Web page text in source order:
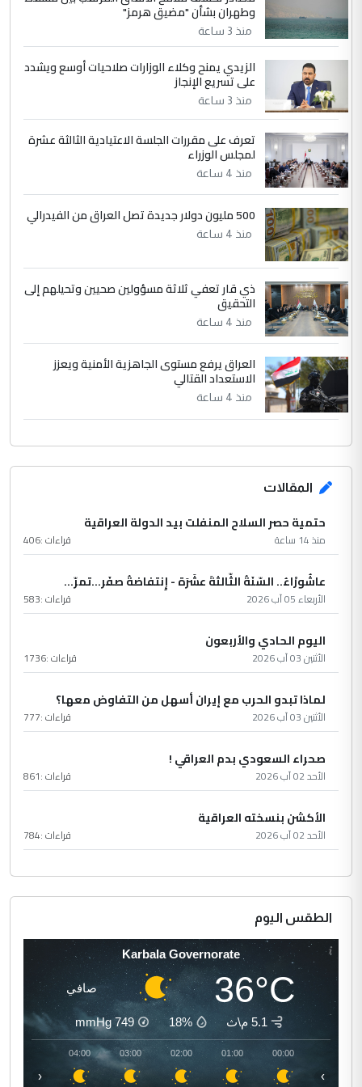
مضجعيك يابن الزنا (نص كامل)
5
التعليق : تحياتي لك استاذ حامدتركان. كلام
دقيق ومسؤول؛ فالاستثمار الحقيقي للإنسان
الموضوع :
بين الإهمال واغتصاب الأرض.. بلاد
الرافدين تعاني الجفاف والتصحر!!
وطهران بشأن "مضيق هرمز"
منذ 3 ساعة
الزيدي يمنح وكلاء الوزارات صلاحيات أوسع ويشدد
على تسريع الإنجاز
منذ 3 ساعة
تعرف على مقررات الجلسة الاعتيادية الثالثة عشرة
لمجلس الوزراء
منذ 4 ساعة
500 مليون دولار جديدة تصل العراق من الفيدرالي
منذ 4 ساعة
ذي قار تعفي ثلاثة مسؤولين صحيين وتحيلهم إلى
التحقيق
منذ 4 ساعة
العراق يرفع مستوى الجاهزية الأمنية ويعزز
الاستعداد القتالي
منذ 4 ساعة
المقالات
حتمية حصر السلاح المنفلت بيد الدولة العراقية
منذ 14 ساعة قراءات :406
عاشُورْاءُ.. السّنَةُ الثّالثةَ عشَرَة - إِنتفاضةُ صفَر…تمرّ...
الأربعاء 05 آب 2026 قراءات :583
اليوم الحادي والأربعون
الأثنين 03 آب 2026 قراءات :1736
لماذا تبدو الحرب مع إيران أسهل من التفاوض معها؟
الأثنين 03 آب 2026 قراءات :777
صحراء السعودي بدم العراقي !
الأحد 02 آب 2026 قراءات :861
الأكشن بنسخته العراقية
الأحد 02 آب 2026 قراءات :784
الطقس اليوم
Karbala Governorate
36°C صافي
5.1 م\ث 18%
749
mmHg
00:00
01:00
02:00
03:00
04:00
‹ ›